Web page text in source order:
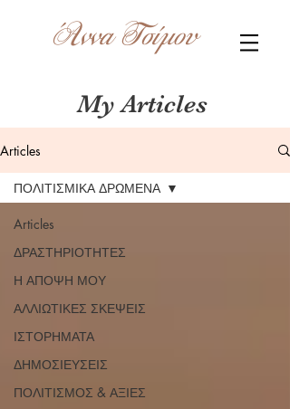
Άννα Τσίμου
My Articles
Articles
Articles
ΔΡΑΣΤΗΡΙΟΤΗΤΕΣ
Η ΑΠΟΨΗ ΜΟΥ
ΑΛΛΙΩΤΙΚΕΣ ΣΚΕΨΕΙΣ
ΙΣΤΟΡΗΜΑΤΑ
ΔΗΜΟΣΙΕΥΣΕΙΣ
ΠΟΛΙΤΙΣΜΟΣ & ΑΞΙΕΣ
ΠΟΛΙΤΙΣΜΙΚΑ ΔΡΩΜΕΝΑ